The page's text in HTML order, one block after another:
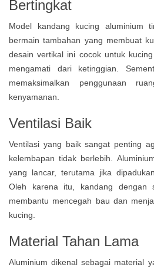
Bertingkat
Model kandang kucing aluminium
bermain tambahan yang membuat
desain vertikal ini cocok untuk
mengamati dari ketinggian.
memaksimalkan penggunaan
kenyamanan.
Ventilasi Baik
Ventilasi yang baik sangat penting
kelembapan tidak berlebih.
yang lancar, terutama jika
Oleh karena itu, kandang dengan
membantu mencegah bau dan
kucing.
Material Tahan Lama
Aluminium dikenal sebagai material